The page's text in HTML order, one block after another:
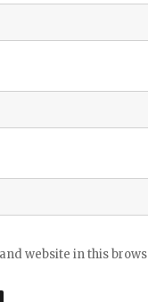
website in this